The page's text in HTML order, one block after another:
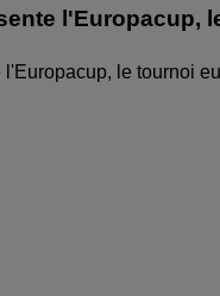
l'Europacup,
le tournoi